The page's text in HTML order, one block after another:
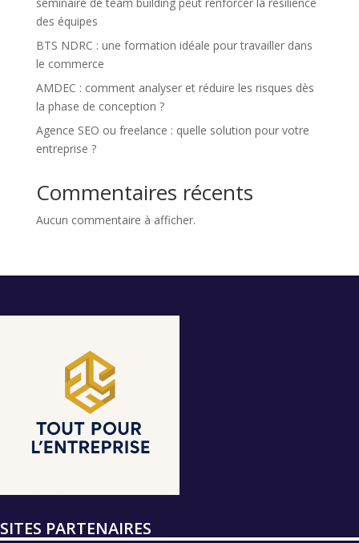
des équipes
BTS NDRC : une formation idéale pour travailler dans
le commerce
AMDEC : comment analyser et réduire les risques dès
la phase de conception ?
Agence SEO ou freelance : quelle solution pour votre
entreprise ?
Commentaires récents
Aucun commentaire à afficher.
SITES PARTENAIRES